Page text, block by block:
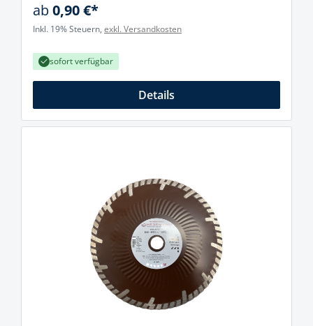
ab0,90 €*
Inkl. 19% Steuern, exkl. Versandkosten
sofort verfügbar
Details